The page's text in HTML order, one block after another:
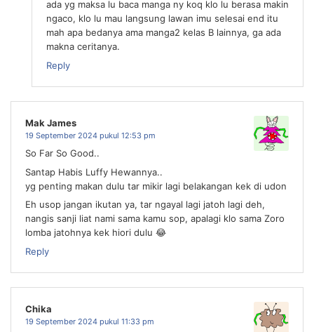
ada yg maksa lu baca manga ny koq klo lu berasa makin
ngaco, klo lu mau langsung lawan imu selesai end itu
mah apa bedanya ama manga2 kelas B lainnya, ga ada
makna ceritanya.
Reply
Mak James
19 September 2024 pukul 12:53 pm
So Far So Good..
Santap Habis Luffy Hewannya..
yg penting makan dulu tar mikir lagi belakangan kek di udon
Eh usop jangan ikutan ya, tar ngayal lagi jatoh lagi deh,
nangis sanji liat nami sama kamu sop, apalagi klo sama Zoro
lomba jatohnya kek hiori dulu 😂
Reply
Chika
19 September 2024 pukul 11:33 pm